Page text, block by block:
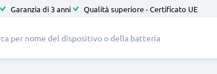
Garanzia di 3 anni Qualità superiore - Certificato UE